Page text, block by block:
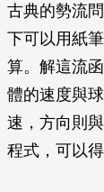
古典的勢流
下可以用紙
算。解這流
體的速度與
速，方向則
程式，可以